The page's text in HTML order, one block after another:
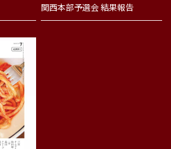
関西本部予選会 結果報告